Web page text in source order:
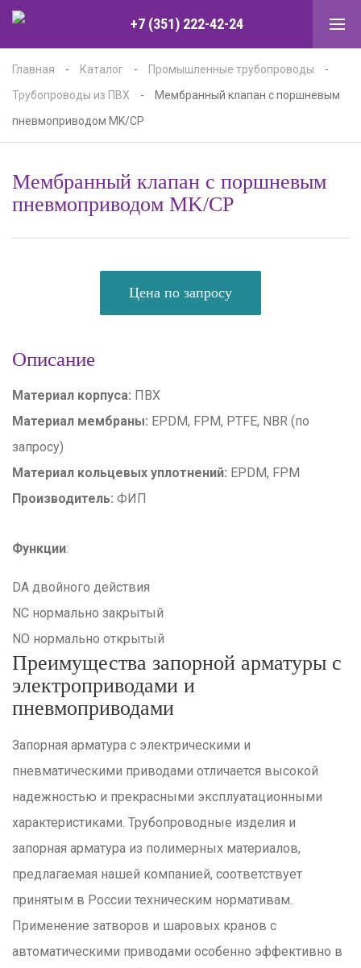
+7 (351) 222-42-24
Главная - Каталог - Промышленные трубопроводы
-
Трубопроводы из ПВХ
-
Мембранный клапан с поршневым
пневмоприводом MK/CP
Мембранный клапан с поршневым
пневмоприводом MK/CP
Цена по запросу
Описание
Материал корпуса: ПВХ
Материал мембраны: EPDM, FPM, PTFE, NBR (по
запросу)
Материал кольцевых уплотнений: EPDM, FPM
Производитель: ФИП
Функции:
DA двойного действия
NC нормально закрытый
NO нормально открытый
Преимущества запорной арматуры с
электроприводами и
пневмоприводами
Запорная арматура с электрическими и
пневматическими приводами отличается высокой
надежностью и прекрасными эксплуатационными
характеристиками. Трубопроводные изделия и
запорная арматура из полимерных материалов,
предлагаемая нашей компанией, соответствует
принятым в России техническим нормативам.
Применение затворов и шаровых кранов с
автоматическими приводами особенно эффективно в